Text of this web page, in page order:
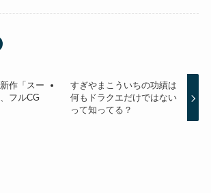
作「スー
フルCG
すぎやまこういちの功績は
何もドラクエだけではない
って知ってる？